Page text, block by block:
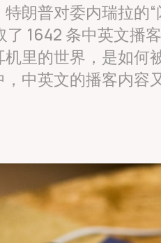
朗普对委内瑞拉的“
1642 条中英文播
里的世界，是如何
中英文的播客内容